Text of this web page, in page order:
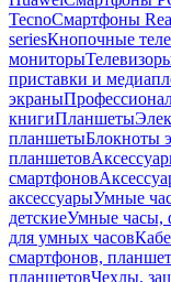
TecnoСмартфоны
seriesКнопочные
мониторы
приставки и
экраны
книгиПланшеты
планшетыБлокноты
планшетов
смартфонов
аксессуарыУмные
детскиеУмные часы,
для умных часов
смартфонов,
планшетовЧехлы,